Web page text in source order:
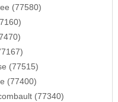
(77580)
(77515)
(77400)
(77340)